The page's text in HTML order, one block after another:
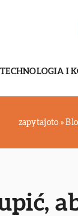
TECHNOLOGIA I
zapytajoto »